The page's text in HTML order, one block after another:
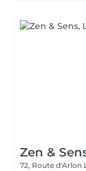
Zen &
72, Route d'Arlon